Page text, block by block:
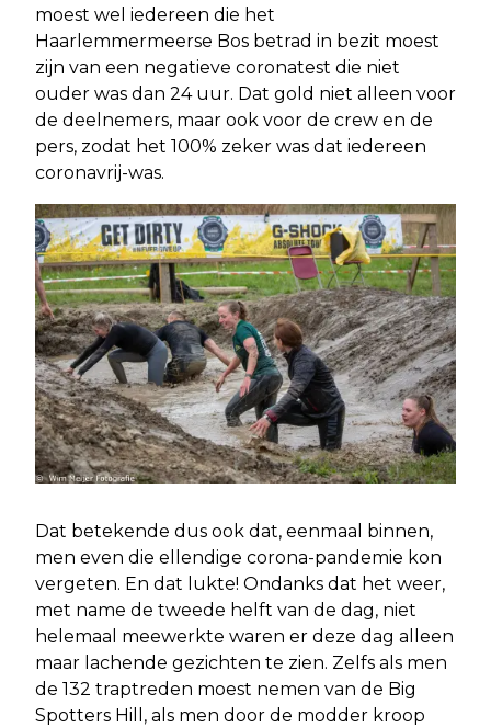
moest wel iedereen die het
Haarlemmermeerse Bos betrad in bezit moest
zijn van een negatieve coronatest die niet
ouder was dan 24 uur. Dat gold niet alleen voor
de deelnemers, maar ook voor de crew en de
pers, zodat het 100% zeker was dat iedereen
coronavrij-was.
Dat betekende dus ook dat, eenmaal binnen,
men even die ellendige corona-pandemie kon
vergeten. En dat lukte! Ondanks dat het weer,
met name de tweede helft van de dag, niet
helemaal meewerkte waren er deze dag alleen
maar lachende gezichten te zien. Zelfs als men
de 132 traptreden moest nemen van de Big
Spotters Hill, als men door de modder kroop